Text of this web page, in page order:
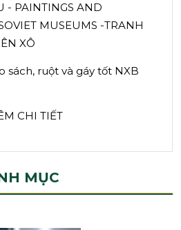
- PAINTINGS AND
MUSEUMS -TRANH
XÔ
sách, ruột và gáy tốt NXB
CHI TIẾT
MỤC